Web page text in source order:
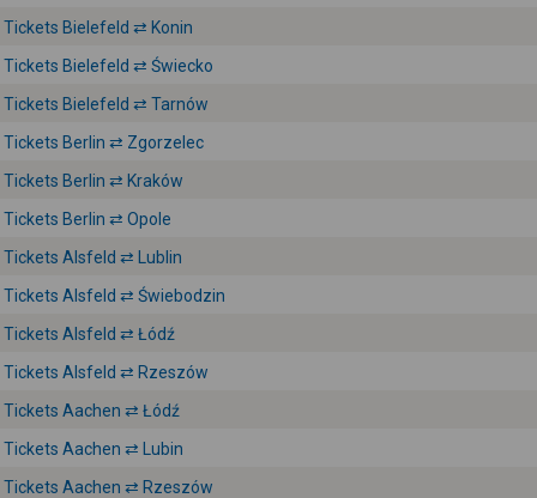
Tickets Bielefeld ⇄ Konin
Tickets Bielefeld ⇄ Świecko
Tickets Bielefeld ⇄ Tarnów
Tickets Berlin ⇄ Zgorzelec
Tickets Berlin ⇄ Kraków
Tickets Berlin ⇄ Opole
Tickets Alsfeld ⇄ Lublin
Tickets Alsfeld ⇄ Świebodzin
Tickets Alsfeld ⇄ Łódź
Tickets Alsfeld ⇄ Rzeszów
Tickets Aachen ⇄ Łódź
Tickets Aachen ⇄ Lubin
Tickets Aachen ⇄ Rzeszów